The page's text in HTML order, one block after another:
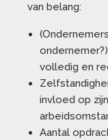
van belang:
volledig en
invloed op
Aantal